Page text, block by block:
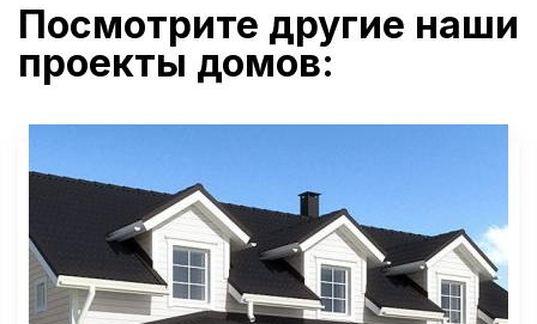
Посмотрите другие наши
проекты домов: